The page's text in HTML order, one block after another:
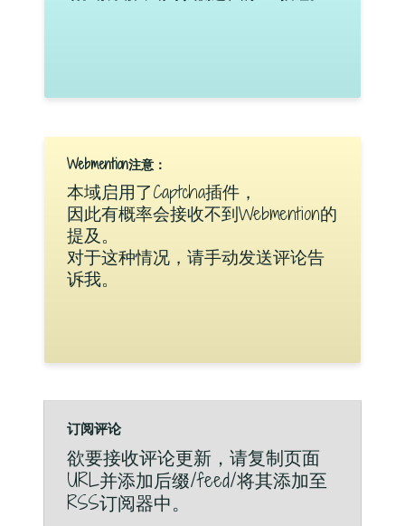
Webmention注意：
本域启用了Captcha插件，
因此有概率会接收不到Webmention的
提及。
对于这种情况，请手动发送评论告
诉我。
订阅评论
欲要接收评论更新，请复制页面
URL并添加后缀/feed/将其添加至
RSS订阅器中。